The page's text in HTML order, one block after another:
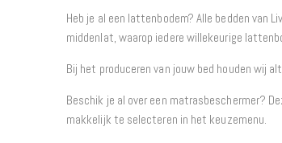
Heb je al een lattenbodem? Alle bedden van
middenlat, waarop iedere willekeurige
Bij het produceren van jouw bed houden wij
Beschik je al over een matrasbeschermer?
makkelijk te selecteren in het keuzemenu.